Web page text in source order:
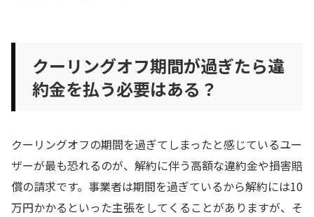
クーリングオフ期間が過ぎたら違
約金を払う必要はある？
クーリングオフの期間を過ぎてしまったと感じているユー
ザーが最も恐れるのが、解約に伴う高額な違約金や損害賠
償の請求です。事業者は期間を過ぎているから解約には10
万円かかるといった主張をしてくることがありますが、そ